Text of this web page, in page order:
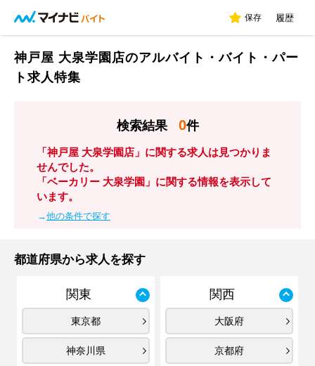
保存 履歴
神戸屋 大泉学園店のアルバイト・バイト・パー
ト求人特集
検索結果 0件
「神戸屋 大泉学園店」に関する求人は見つかりま
せんでした。
「ベーカリー 大泉学園」に関する情報を表示して
います。
→他の条件で探す
都道府県から求人を探す
関東
東京都
神奈川県
関西
大阪府
京都府